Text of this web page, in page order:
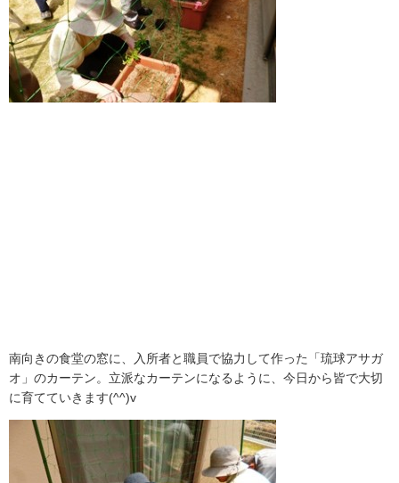
南向きの食堂の窓に、入所者と職員で協力して作った「琉球アサガ
オ」のカーテン。立派なカーテンになるように、今日から皆で大切
に育てていきます(^^)v